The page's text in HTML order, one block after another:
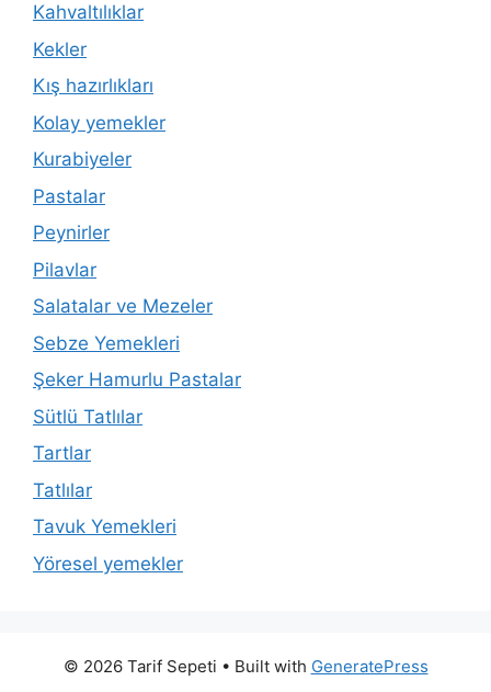
Kahvaltılıklar
Kekler
Kış hazırlıkları
Kolay yemekler
Kurabiyeler
Pastalar
Peynirler
Pilavlar
Salatalar ve Mezeler
Sebze Yemekleri
Şeker Hamurlu Pastalar
Sütlü Tatlılar
Tartlar
Tatlılar
Tavuk Yemekleri
Yöresel yemekler
© 2026 Tarif Sepeti • Built with GeneratePress